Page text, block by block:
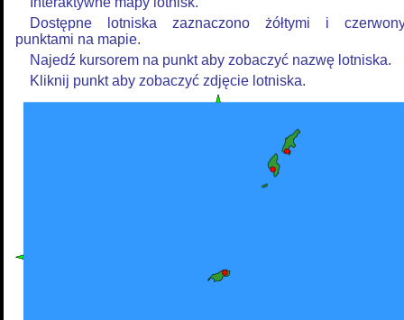
Dostępne lotniska zaznaczono żółtymi i
punktami na mapie.
Najedź kursorem na punkt aby zobaczyć nazwę lotniska.
Kliknij punkt aby zobaczyć zdjęcie lotniska.